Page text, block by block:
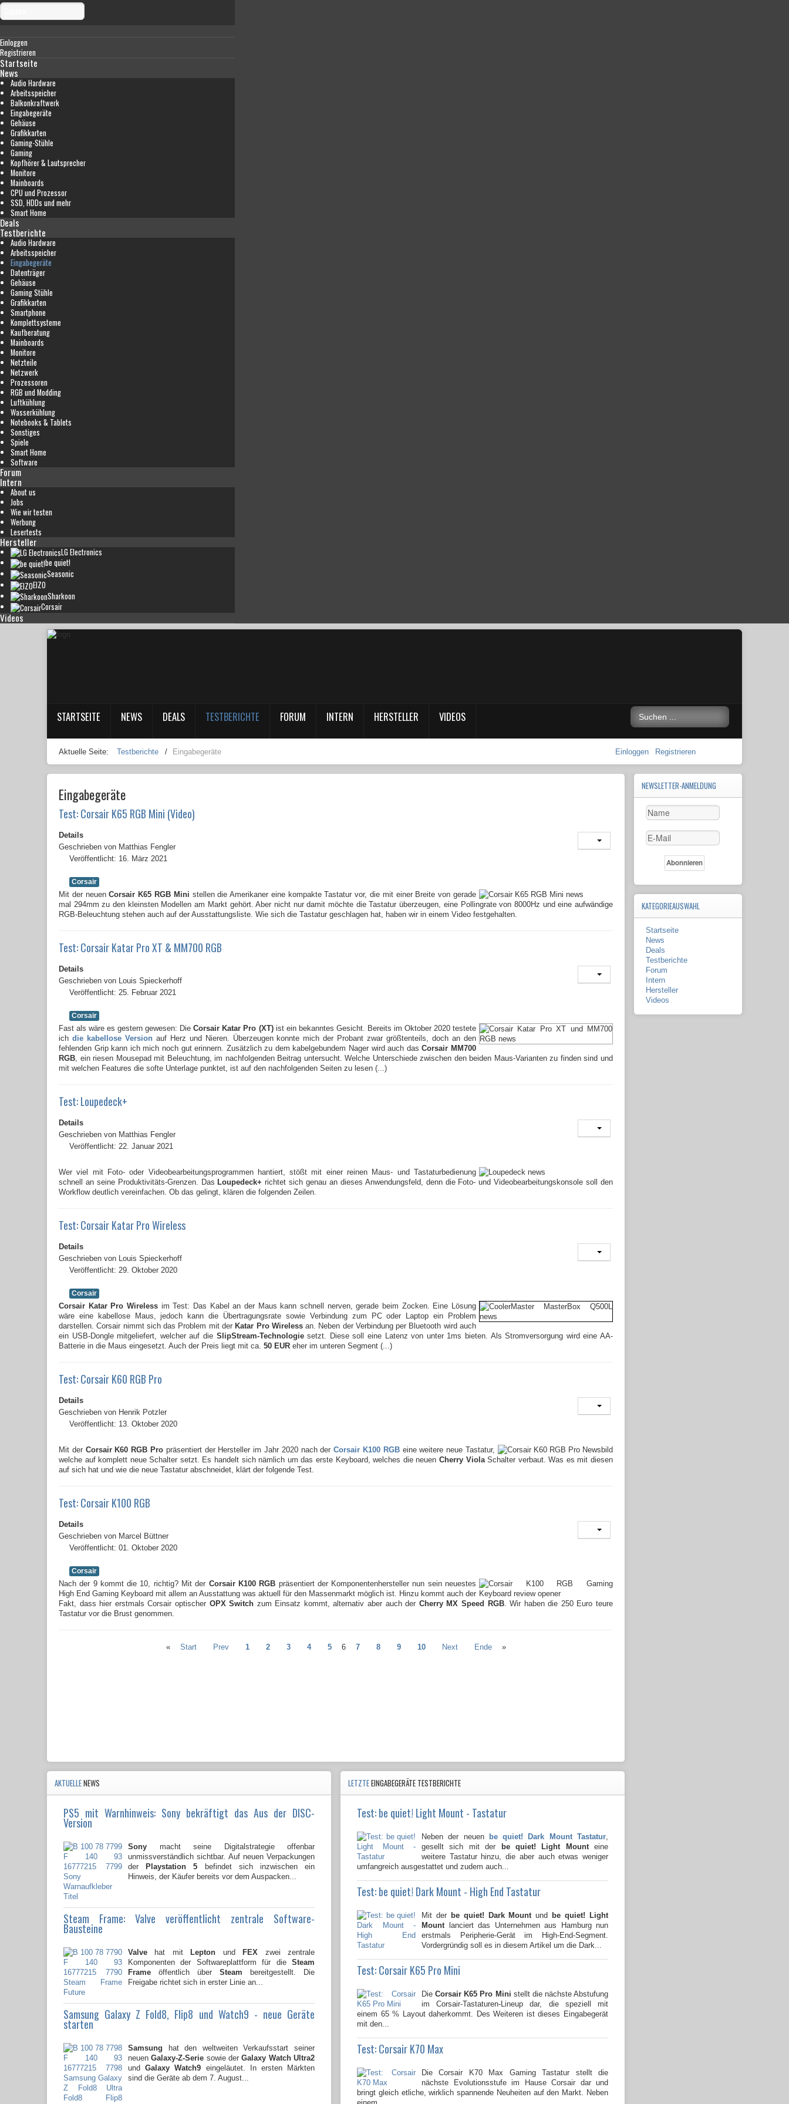
Einloggen
Registrieren
Startseite
News
Audio Hardware
Arbeitsspeicher
Balkonkraftwerk
Eingabegeräte
Gehäuse
Grafikkarten
Gaming-Stühle
Gaming
Kopfhörer & Lautsprecher
Monitore
Mainboards
CPU und Prozessor
SSD, HDDs und mehr
Smart Home
Deals
Testberichte
Audio Hardware
Arbeitsspeicher
Eingabegeräte
Datenträger
Gehäuse
Gaming Stühle
Grafikkarten
Smartphone
Komplettsysteme
Kaufberatung
Mainboards
Monitore
Netzteile
Netzwerk
Prozessoren
RGB und Modding
Luftkühlung
Wasserkühlung
Notebooks & Tablets
Sonstiges
Spiele
Smart Home
Software
Forum
Intern
About us
Jobs
Wie wir testen
Werbung
Lesertests
Hersteller
LG Electronics
be quiet!
Seasonic
EIZO
Sharkoon
Corsair
Videos
STARTSEITE NEWS DEALS TESTBERICHTE FORUM INTERN HERSTELLER VIDEOS
Aktuelle Seite: Testberichte / Eingabegeräte Einloggen Registrieren
Eingabegeräte
Test: Corsair K65 RGB Mini (Video)
Details
Geschrieben von Matthias Fengler
Veröffentlicht: 16. März 2021
Corsair
Mit der neuenCorsair K65 RGB Mini stellen die Amerikaner eine kompakte Tastatur vor, die mit einer Breite von gerade
mal 294mm zu den kleinsten Modellen am Markt gehört. Aber nicht nur damit möchte die Tastatur überzeugen, eine Pollingrate von 8000Hz und eine aufwändige
RGB-Beleuchtung stehen auch auf der Ausstattungsliste. Wie sich die Tastatur geschlagen hat, haben wir in einem Video festgehalten.
Test: Corsair Katar Pro XT & MM700 RGB
Details
Geschrieben von Louis Spieckerhoff
Veröffentlicht: 25. Februar 2021
Corsair
Fast als wäre es gestern gewesen: DieCorsair Katar Pro (XT)ist ein bekanntes Gesicht. Bereits im Oktober 2020 testete
ich die kabellose Versionauf Herz und Nieren. Überzeugen konnte mich der Probant zwar größtenteils, doch an den
fehlenden Grip kann ich mich noch gut erinnern. Zusätzlich zu dem kabelgebundem Nager wird auch dasCorsair MM700
RGB, ein riesen Mousepad mit Beleuchtung, im nachfolgenden Beitrag untersucht. Welche Unterschiede zwischen den beiden Maus-Varianten zu finden sind und
mit welchen Features die softe Unterlage punktet, ist auf den nachfolgenden Seiten zu lesen (...)
Test: Loupedeck+
Details
Geschrieben von Matthias Fengler
Veröffentlicht: 22. Januar 2021
Wer viel mit Foto- oder Videobearbeitungsprogrammen hantiert, stößt mit einer reinen Maus- und Tastaturbedienung
schnell an seine Produktivitäts-Grenzen. Das Loupedeck+ richtet sich genau an dieses Anwendungsfeld, denn die Foto- und Videobearbeitungskonsole soll den
Workflow deutlich vereinfachen. Ob das gelingt, klären die folgenden Zeilen.
Test: Corsair Katar Pro Wireless
Details
Geschrieben von Louis Spieckerhoff
Veröffentlicht: 29. Oktober 2020
Corsair
Corsair Katar Pro Wireless im Test: Das Kabel an der Maus kann schnell nerven, gerade beim Zocken. Eine Lösung
wäre eine kabellose Maus, jedoch kann die Übertragungsrate sowie Verbindung zum PC oder Laptop ein Problem
darstellen. Corsair nimmt sich das Problem mit der Katar Pro Wirelessan. Neben der Verbindung per Bluetooth wird auch
ein USB-Dongle mitgeliefert, welcher auf die SlipStream-Technologiesetzt. Diese soll eine Latenz von unter 1ms bieten. Als Stromversorgung wird eine AA-
Batterie in die Maus eingesetzt. Auch der Preis liegt mit ca. 50 EUR eher im unteren Segment (...)
Test: Corsair K60 RGB Pro
Details
Geschrieben von Henrik Potzler
Veröffentlicht: 13. Oktober 2020
Mit der Corsair K60 RGB Pro präsentiert der Hersteller im Jahr 2020 nach derCorsair K100 RGBeine weitere neue Tastatur,
welche auf komplett neue Schalter setzt. Es handelt sich nämlich um das erste Keyboard, welches die neuen Cherry ViolaSchalter verbaut. Was es mit diesen
auf sich hat und wie die neue Tastatur abschneidet, klärt der folgende Test.
Test: Corsair K100 RGB
Details
Geschrieben von Marcel Büttner
Veröffentlicht: 01. Oktober 2020
Corsair
Nach der 9 kommt die 10, richtig? Mit der Corsair K100 RGB präsentiert der Komponentenhersteller nun sein neuestes
High End Gaming Keyboard mit allem an Ausstattung was aktuell für den Massenmarkt möglich ist. Hinzu kommt auch der
Fakt, dass hier erstmals Corsair optischer OPX Switch zum Einsatz kommt, alternativ aber auch der Cherry MX Speed RGB. Wir haben die 250 Euro teure
Tastatur vor die Brust genommen.
« Start Prev 1 2 3 4 5 6 7 8 9 10 Next Ende »
AKTUELLENEWS
PS5 mit Warnhinweis: Sony bekräftigt das Aus der DISC-
Version
Sony macht seine Digitalstrategie offenbar
unmissverständlich sichtbar. Auf neuen Verpackungen
der
Playstation 5 befindet sich inzwischen ein
Hinweis, der Käufer bereits vor dem Auspacken...
Steam Frame: Valve veröffentlicht zentrale Software-
Bausteine
Valve hat mit Lepton und FEX zwei zentrale
Komponenten der Softwareplattform für die Steam
Frame öffentlich über Steam bereitgestellt. Die
Freigabe richtet sich in erster Linie an...
Samsung Galaxy Z Fold8, Flip8 und Watch9 - neue Geräte
starten
Samsung hat den weltweiten Verkaufsstart seiner
neuenGalaxy-Z-Serie sowie der Galaxy Watch Ultra2
undGalaxy Watch9 eingeläutet. In ersten Märkten
sind die Geräte ab dem 7. August...
LETZTEEINGABEGERÄTE TESTBERICHTE
Test: be quiet! Light Mount - Tastatur
Neben der neuen be quiet! Dark Mount Tastatur,
gesellt sich mit der
be quiet! Light Mounteine
weitere Tastatur hinzu, die aber auch etwas weniger
umfangreich ausgestattet und zudem auch...
Test: be quiet! Dark Mount - High End Tastatur
Mit der be quiet! Dark Mountund
be quiet! Light
Mountlanciert das Unternehmen aus Hamburg nun
erstmals Peripherie-Gerät im High-End-Segment.
Vordergründig soll es in diesem Artikel um die Dark...
Test: Corsair K65 Pro Mini
DieCorsair K65 Pro Mini stellt die nächste Abstufung
im Corsair-Tastaturen-Lineup dar, die speziell mit
einem 65 % Layout daherkommt. Des Weiteren ist dieses Eingabegerät
mit den...
Test: Corsair K70 Max
Die Corsair K70 Max Gaming Tastatur stellt die
nächste Evolutionsstufe im Hause Corsair dar und
bringt gleich etliche, wirklich spannende Neuheiten auf den Markt. Neben
NEWSLETTER-ANMELDUNG
KATEGORIEAUSWAHL
Startseite
News
Deals
Testberichte
Forum
Intern
Hersteller
Videos